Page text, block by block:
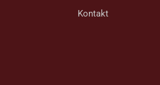
Kontakt